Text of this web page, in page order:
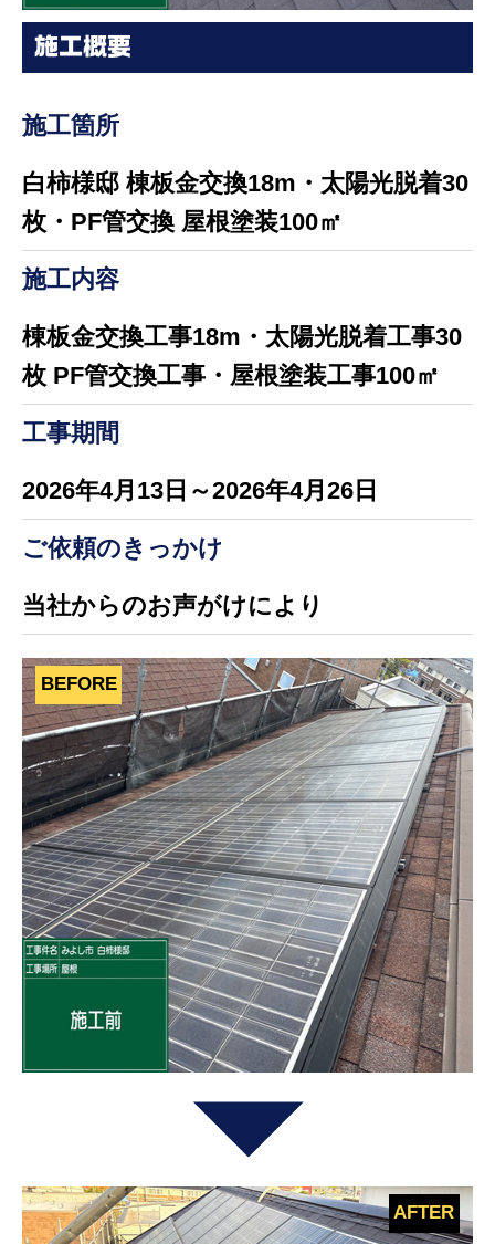
施工概要
施工箇所
白柿様邸 棟板金交換18m・太陽光脱着30
枚・PF管交換 屋根塗装100㎡
施工内容
棟板金交換工事18m・太陽光脱着工事30
枚 PF管交換工事・屋根塗装工事100㎡
工事期間
2026年4月13日～2026年4月26日
ご依頼のきっかけ
当社からのお声がけにより